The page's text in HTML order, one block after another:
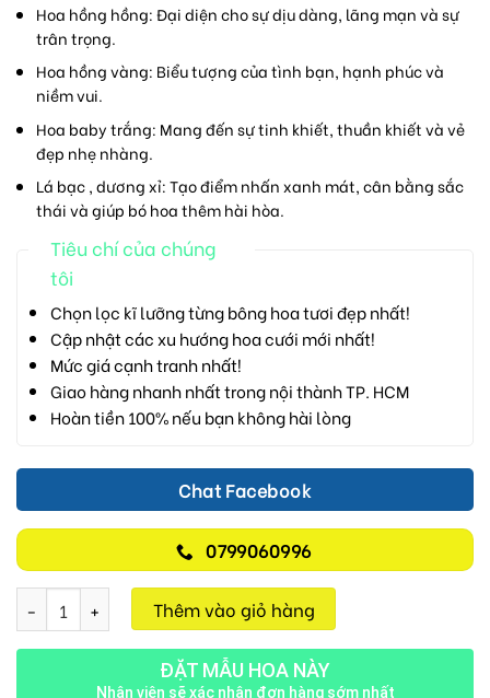
Hoa hồng hồng: Đại diện cho sự dịu dàng, lãng mạn và sự
trân trọng.
Hoa hồng vàng: Biểu tượng của tình bạn, hạnh phúc và
niềm vui.
Hoa baby trắng: Mang đến sự tinh khiết, thuần khiết và vẻ
đẹp nhẹ nhàng.
Lá bạc , dương xỉ: Tạo điểm nhấn xanh mát, cân bằng sắc
thái và giúp bó hoa thêm hài hòa.
Tiêu chí của chúng
tôi
Chọn lọc kĩ lưỡng từng bông hoa tươi đẹp nhất!
Cập nhật các xu hướng hoa cưới mới nhất!
Mức giá cạnh tranh nhất!
Giao hàng nhanh nhất trong nội thành TP. HCM
Hoàn tiền 100% nếu bạn không hài lòng
Chat Facebook
0799060996
Sắc Hoa Tình Yêu M195 số lượng
Thêm vào giỏ hàng
ĐẶT MẪU HOA NÀY
Nhân viên sẽ xác nhận đơn hàng sớm nhất